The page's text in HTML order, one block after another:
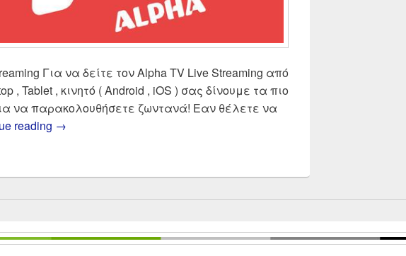
Για να δείτε τον Alpha TV Live Streaming από
, Tablet , κινητό ( Android , iOS ) σας δίνουμε τα πιο
να παρακολουθήσετε ζωντανά! Εαν θέλετε να
reading Alpha TV Live Streaming | Δες ζωντανά Alpha τηλεόραση
→